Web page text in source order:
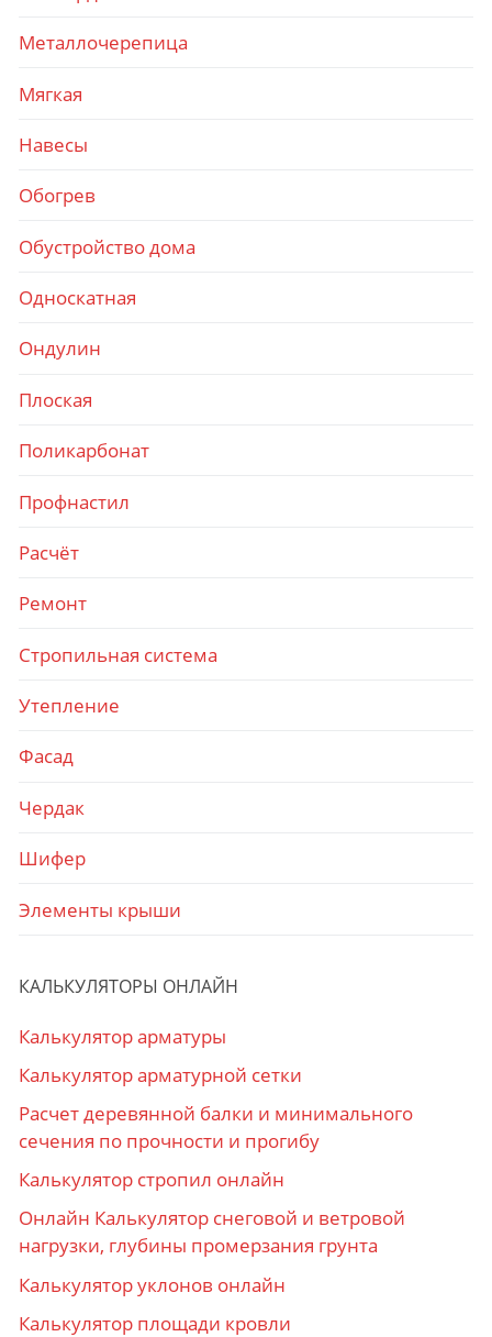
Металлочерепица
Мягкая
Навесы
Обогрев
Обустройство дома
Односкатная
Ондулин
Плоская
Поликарбонат
Профнастил
Расчёт
Ремонт
Стропильная система
Утепление
Фасад
Чердак
Шифер
Элементы крыши
КАЛЬКУЛЯТОРЫ ОНЛАЙН
Калькулятор арматуры
Калькулятор арматурной сетки
Расчет деревянной балки и минимального
сечения по прочности и прогибу
Калькулятор стропил онлайн
Онлайн Калькулятор снеговой и ветровой
нагрузки, глубины промерзания грунта
Калькулятор уклонов онлайн
Калькулятор площади кровли